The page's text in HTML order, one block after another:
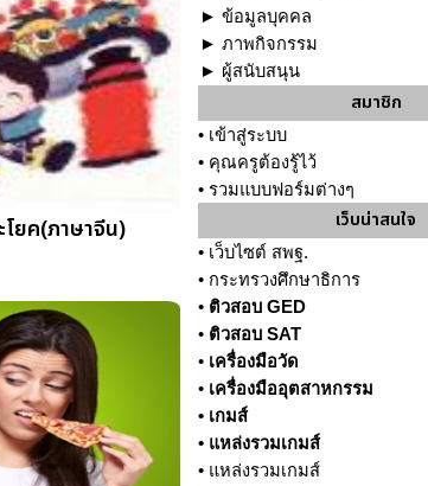
โยค(ภาษาจีน)
► ข้อมูลบุคคล
► ภาพกิจกรรม
► ผู้สนับสนุน
สมาชิก
• เข้าสู่ระบบ
• คุณครูต้องรู้ไว้
• รวมแบบฟอร์มต่างๆ
เว็บน่าสนใจ
• เว็บไซต์ สพฐ.
• กระทรวงศึกษาธิการ
• ติวสอบ GED
• ติวสอบ SAT
• เครื่องมือวัด
• เครื่องมืออุตสาหกรรม
• เกมส์
• แหล่งรวมเกมส์
• แหล่งรวมเกมส์